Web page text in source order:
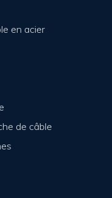
en acier
de câble